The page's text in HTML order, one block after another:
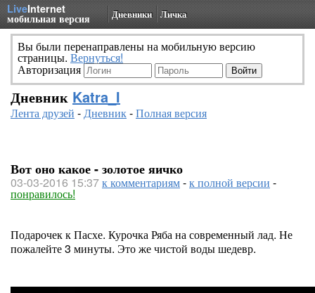
LiveInternet
мобильная версия Дневники Личка
Вы были перенаправлены на мобильную версию
страницы. Вернуться!
Авторизация
Дневник Katra_I
Лента друзей -Дневник-Полная версия
Вот оно какое - золотое яичко
03-03-2016 15:37к комментариям-к полной версии -
понравилось!
Подарочек к Пасхе. Курочка Ряба на современный лад. Не
пожалейте 3 минуты. Это же чистой воды шедевр.